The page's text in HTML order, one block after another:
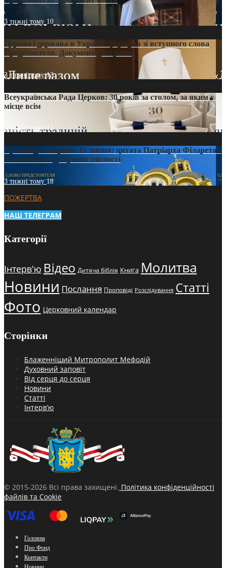
3 тижні тому 10
Церква і держава в Україні: формула зі вступного слова
Предстоятеля. Документ доктрини
3 тижні тому13
Всеукраїнська Рада Церков: 30 років за столом, за яким є
місце всім
3 тижні тому12
Проповідь Епіфанія 15 липня: цитата Патріарха Філарета з
його амвона. Документ тяглості
3 тижні тому18
ПОЖЕРТВА
НАШ ТЕЛЕГРАМ
Категорії
Інтерв'ю Відео Дитяча біблія Книга Молитва
Новини Послання Проповіді Розслідування Статті
Фото Церковний календар
Сторінки
Блаженніший Митрополит Мефодій
Духовний заповіт
Від серця до серця
Новини
Статті
Інтерв’ю
© 2015-2026 Всі права захищені. Політика конфіденційності
файлів та Cookie
Головна
Про Фонд
Контакти